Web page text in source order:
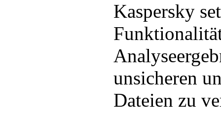
Kaspersky
unsicheren
Dateien zu